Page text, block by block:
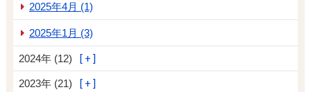
2025年4月 (1)
2025年1月 (3)
2024年 (12)
2023年 (21)